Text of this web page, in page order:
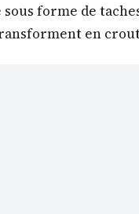
forme de
en